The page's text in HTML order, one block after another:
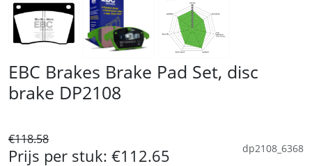
EBC Brakes Brake Pad Set, disc
brake DP2108
€118.58
Prijs per stuk: €112.65 dp2108_6368